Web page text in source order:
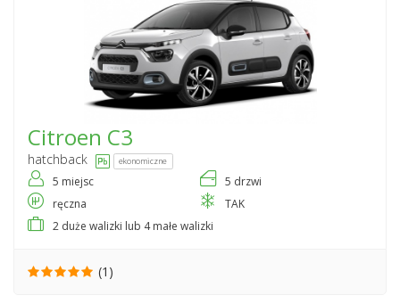
Citroen C3
hatchback ekonomiczne
5 miejsc
5 drzwi
ręczna
TAK
2 duże walizki lub 4 małe walizki
(1)